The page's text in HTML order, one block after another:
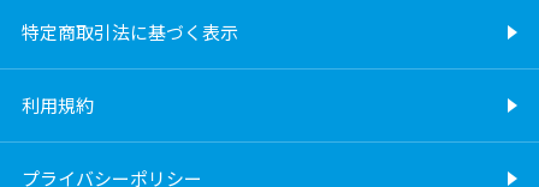
特定商取引法に基づく表示
利用規約
プライバシーポリシー